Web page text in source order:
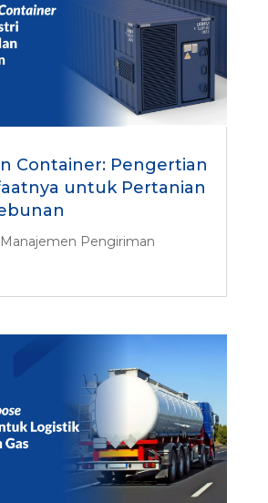
Container: Pengertian
untuk Pertanian
Manajemen Pengiriman